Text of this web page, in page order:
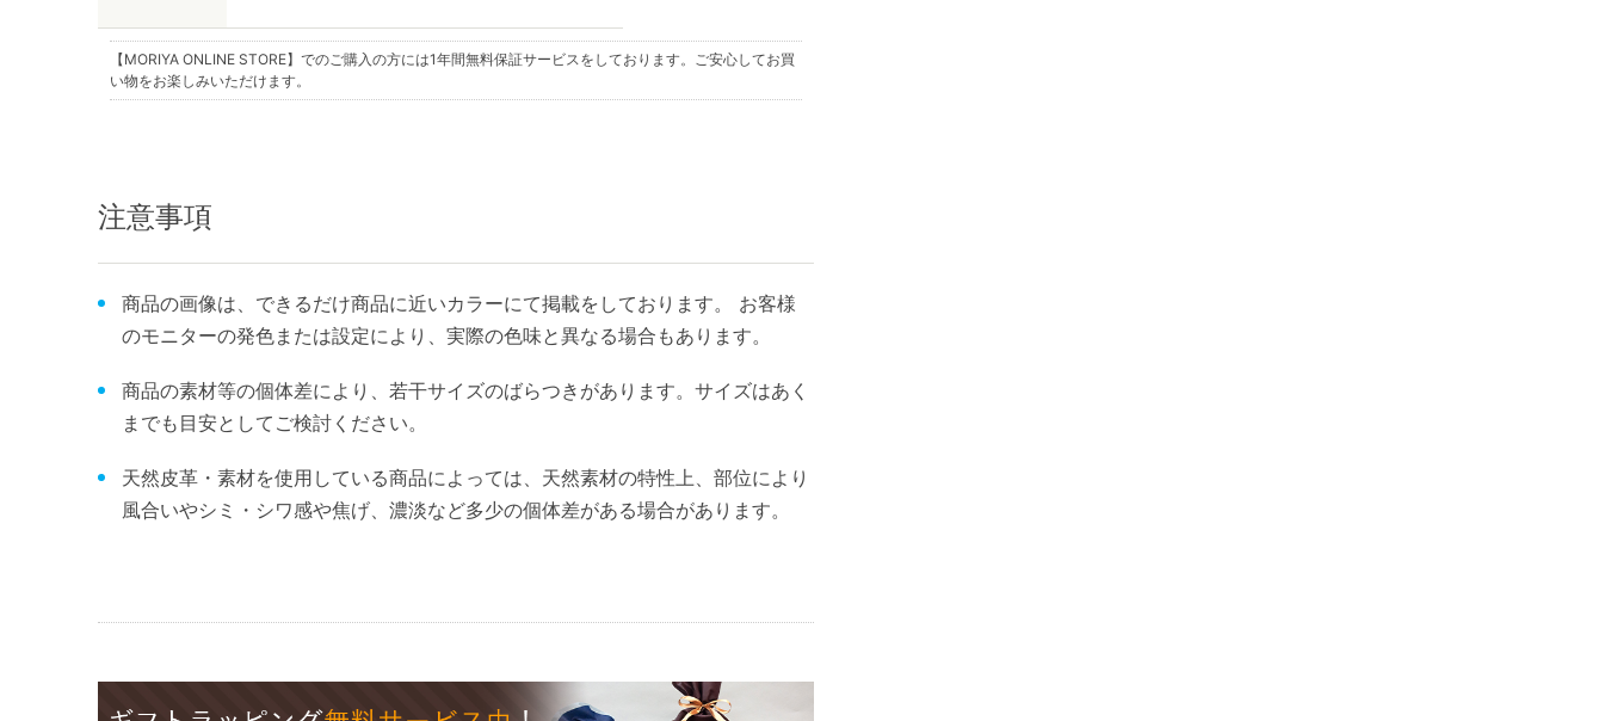
【MORIYA ONLINE STORE】でのご購入の方には1年間無料保証サービスをしております。ご安心してお買
い物をお楽しみいただけます。
注意事項
商品の画像は、できるだけ商品に近いカラーにて掲載をしております。 お客様
のモニターの発色または設定により、実際の色味と異なる場合もあります。
商品の素材等の個体差により、若干サイズのばらつきがあります。サイズはあく
までも目安としてご検討ください。
天然皮革・素材を使用している商品によっては、天然素材の特性上、部位により
風合いやシミ・シワ感や焦げ、濃淡など多少の個体差がある場合があります。